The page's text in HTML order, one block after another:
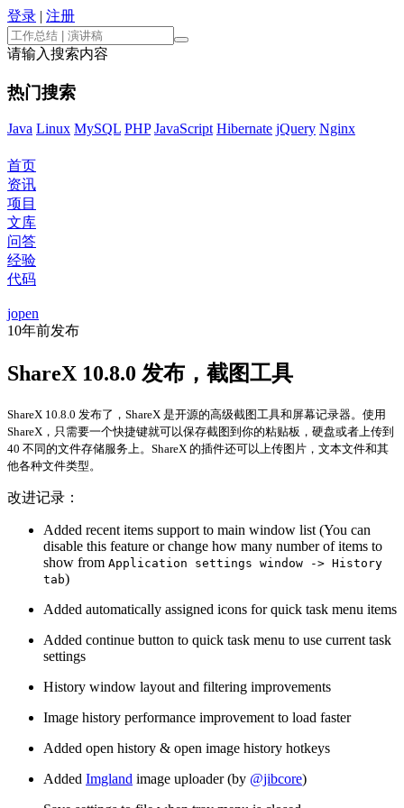
登录 | 注册
请输入搜索内容
热门搜索
Java Linux MySQL PHP JavaScript Hibernate jQuery Nginx
首页
资讯
项目
文库
问答
经验
代码
jopen
10年前发布
ShareX 10.8.0 发布，截图工具
ShareX 10.8.0 发布了，ShareX 是开源的高级截图工具和屏幕记录器。使用
ShareX，只需要一个快捷键就可以保存截图到你的粘贴板，硬盘或者上传到
40 不同的文件存储服务上。ShareX 的插件还可以上传图片，文本文件和其
他各种文件类型。
改进记录：
Added recent items support to main window list (You can
disable this feature or change how many number of items to
show from Application settings window -> History
tab)
Added automatically assigned icons for quick task menu items
Added continue button to quick task menu to use current task
settings
History window layout and filtering improvements
Image history performance improvement to load faster
Added open history & open image history hotkeys
Added Imgland image uploader (by @jibcore)